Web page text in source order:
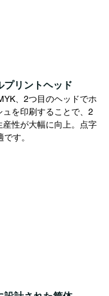
プリントヘッド
、2つ目のヘッドでホ
を印刷することで、2
産性が大幅に向上。点字
す。